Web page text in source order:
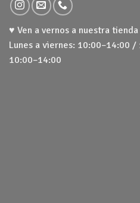
♥ Ven a vernos a nuestra
Lunes a viernes: 10:00–14:00 /
10:00–14:00